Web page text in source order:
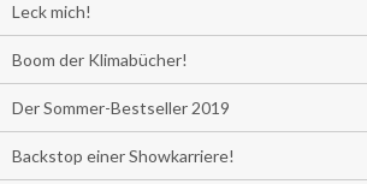
Leck mich!
Boom der Klimabücher!
Der Sommer-Bestseller 2019
Backstop einer Showkarriere!